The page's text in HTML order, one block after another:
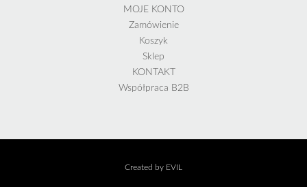
MOJE KONTO
Zamówienie
Koszyk
Sklep
KONTAKT
Współpraca B2B
Created by EVIL